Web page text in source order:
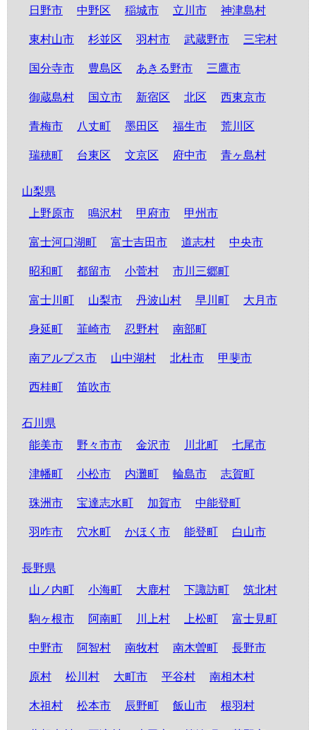
日野市 中野区 稲城市 立川市 神津島村
東村山市 杉並区 羽村市 武蔵野市 三宅村
国分寺市 豊島区 あきる野市 三鷹市
御蔵島村 国立市 新宿区 北区 西東京市
青梅市 八丈町 墨田区 福生市 荒川区
瑞穂町 台東区 文京区 府中市 青ヶ島村
山梨県
上野原市
鳴沢村 甲府市 甲州市
富士河口湖町 富士吉田市 道志村 中央市
昭和町 都留市 小菅村 市川三郷町
富士川町 山梨市 丹波山村 早川町 大月市
身延町 韮崎市 忍野村 南部町
南アルプス市 山中湖村 北杜市 甲斐市
西桂町 笛吹市
石川県
能美市
野々市市 金沢市 川北町 七尾市
津幡町 小松市 内灘町 輪島市 志賀町
珠洲市 宝達志水町 加賀市 中能登町
羽咋市 穴水町 かほく市 能登町 白山市
長野県
山ノ内町
小海町 大鹿村 下諏訪町 筑北村
駒ヶ根市 阿南町 川上村 上松町 富士見町
中野市 阿智村 南牧村 南木曽町 長野市
原村 松川村 大町市 平谷村 南相木村
木祖村 松本市 辰野町 飯山市 根羽村